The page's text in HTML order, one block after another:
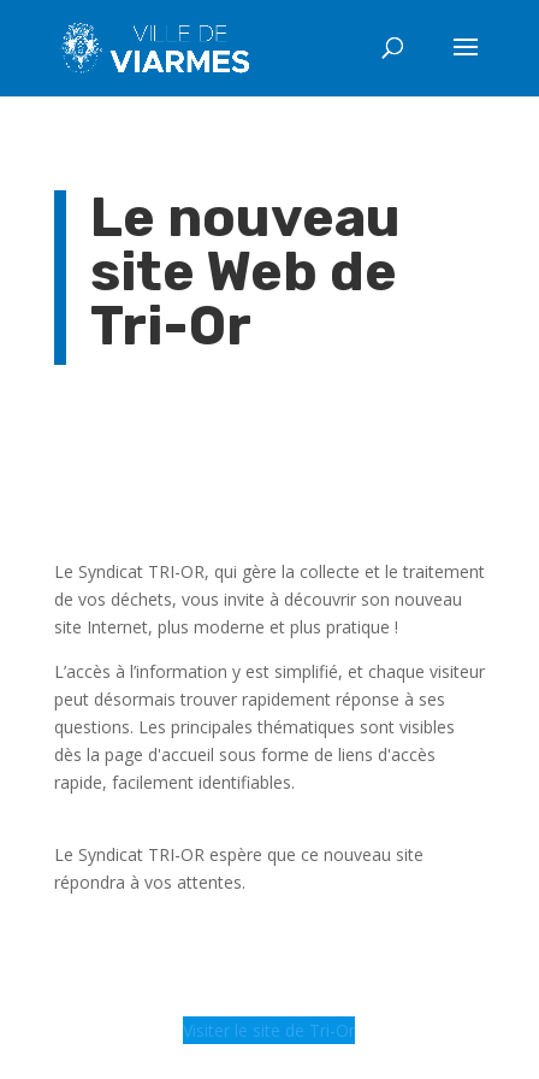
Le nouveau
site Web de
Tri-Or
Le Syndicat TRI-OR, qui gère la collecte et le traitement
de vos déchets, vous invite à découvrir son nouveau
site Internet, plus moderne et plus pratique !
L’accès à l’information y est simplifié, et chaque visiteur
peut désormais trouver rapidement réponse à ses
questions. Les principales thématiques sont visibles
dès la page d'accueil sous forme de liens d'accès
rapide, facilement identifiables.
Le Syndicat TRI-OR espère que ce nouveau site
répondra à vos attentes.
Visiter le site de Tri-Or